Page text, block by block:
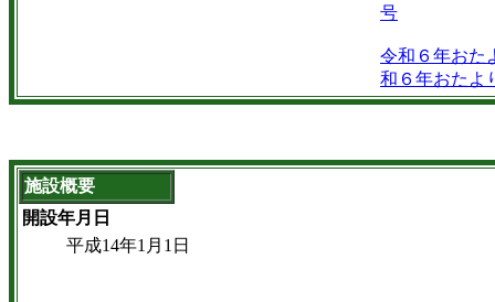
号
令和６年おた
和６年おたよ
施設概要
開設年月日
平成14年1月1日